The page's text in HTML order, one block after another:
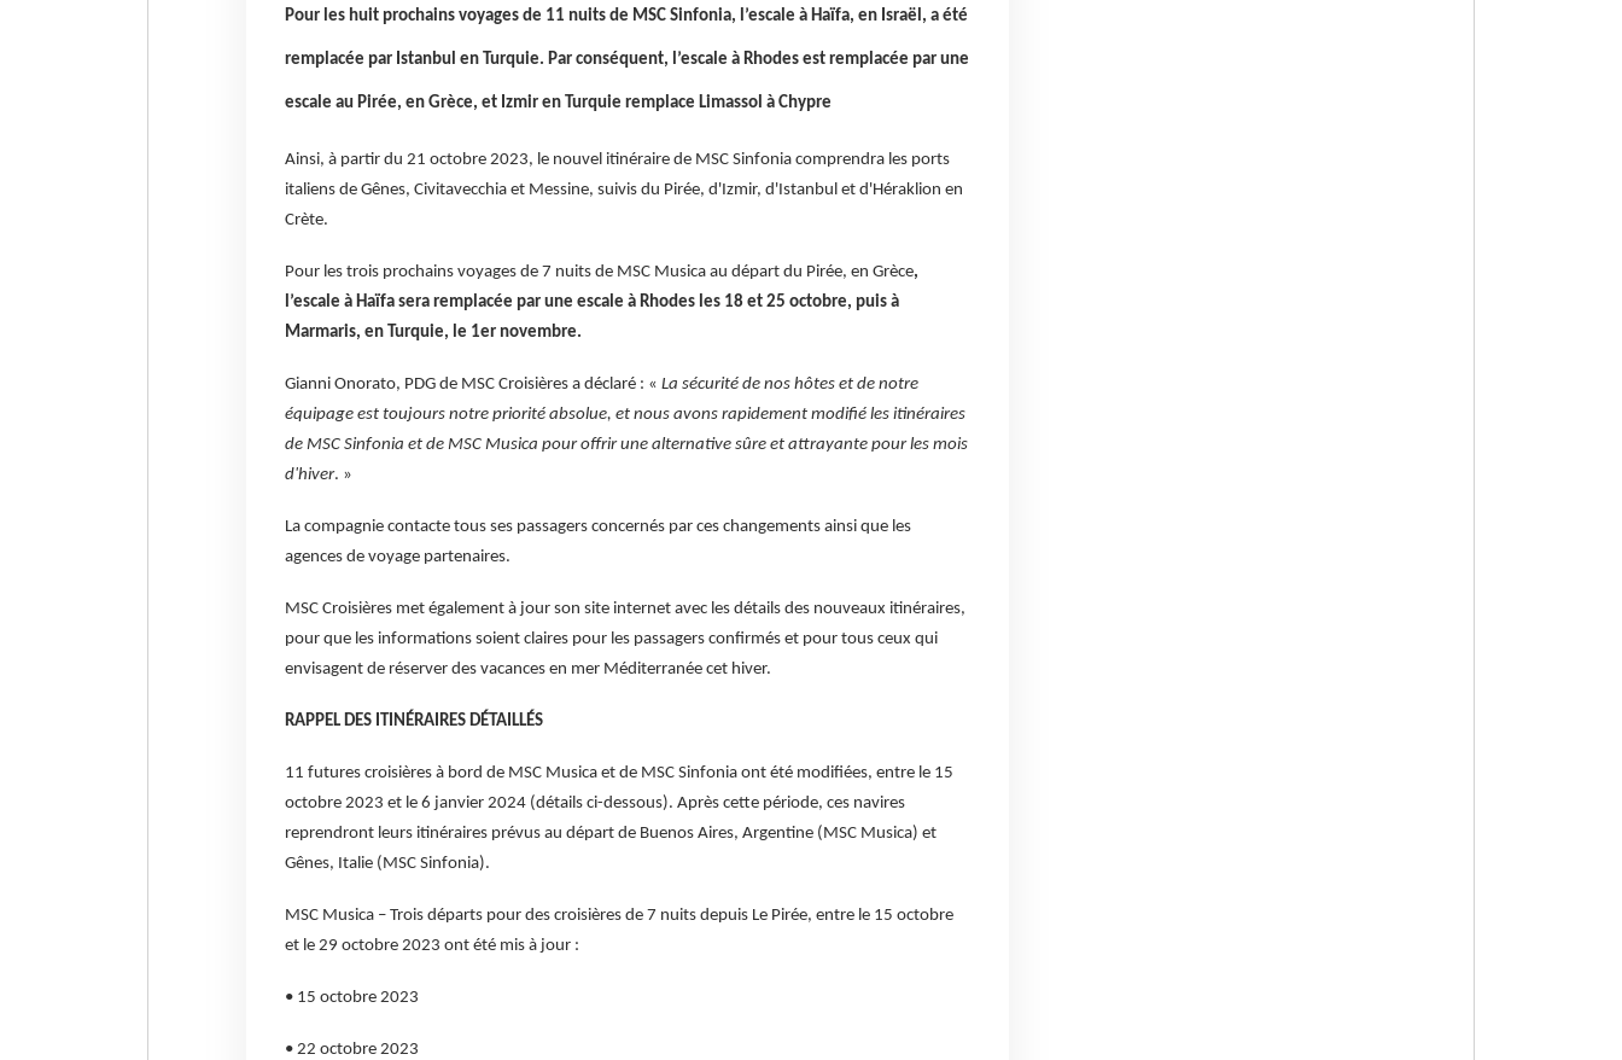
Pour les huit prochains voyages de 11 nuits de MSC Sinfonia, l’escale à Haïfa, en Israël, a été
remplacée par Istanbul en Turquie. Par conséquent, l’escale à Rhodes est remplacée par une
escale au Pirée, en Grèce, et Izmir en Turquie remplace Limassol à Chypre
Ainsi, à partir du 21 octobre 2023, le nouvel itinéraire de MSC Sinfonia comprendra les ports
italiens de Gênes, Civitavecchia et Messine, suivis du Pirée, d'Izmir, d'Istanbul et d'Héraklion en
Crète.
Pour les trois prochains voyages de 7 nuits de MSC Musica au départ du Pirée, en Grèce,
l’escale à Haïfa sera remplacée par une escale à Rhodes les 18 et 25 octobre, puis à
Marmaris, en Turquie, le 1er novembre.
Gianni Onorato, PDG de MSC Croisières a déclaré : « La sécurité de nos hôtes et de notre
équipage est toujours notre priorité absolue, et nous avons rapidement modifié les itinéraires
de MSC Sinfonia et de MSC Musica pour offrir une alternative sûre et attrayante pour les mois
d'hiver. »
La compagnie contacte tous ses passagers concernés par ces changements ainsi que les
agences de voyage partenaires.
MSC Croisières met également à jour son site internet avec les détails des nouveaux itinéraires,
pour que les informations soient claires pour les passagers confirmés et pour tous ceux qui
envisagent de réserver des vacances en mer Méditerranée cet hiver.
RAPPEL DES ITINÉRAIRES DÉTAILLÉS
11 futures croisières à bord de MSC Musica et de MSC Sinfonia ont été modifiées, entre le 15
octobre 2023 et le 6 janvier 2024 (détails ci-dessous). Après cette période, ces navires
reprendront leurs itinéraires prévus au départ de Buenos Aires, Argentine (MSC Musica) et
Gênes, Italie (MSC Sinfonia).
MSC Musica – Trois départs pour des croisières de 7 nuits depuis Le Pirée, entre le 15 octobre
et le 29 octobre 2023 ont été mis à jour :
• 15 octobre 2023
• 22 octobre 2023